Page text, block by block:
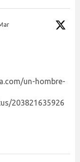
un-hombre-
203821635926